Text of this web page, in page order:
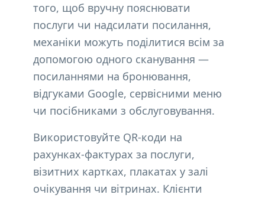
того, щоб вручну пояснювати
послуги чи надсилати посилання,
механіки можуть поділитися всім за
допомогою одного сканування —
посиланнями на бронювання,
відгуками Google, сервісними меню
чи посібниками з обслуговування.
Використовуйте QR-коди на
рахунках-фактурах за послуги,
візитних картках, плакатах у залі
очікування чи вітринах. Клієнти